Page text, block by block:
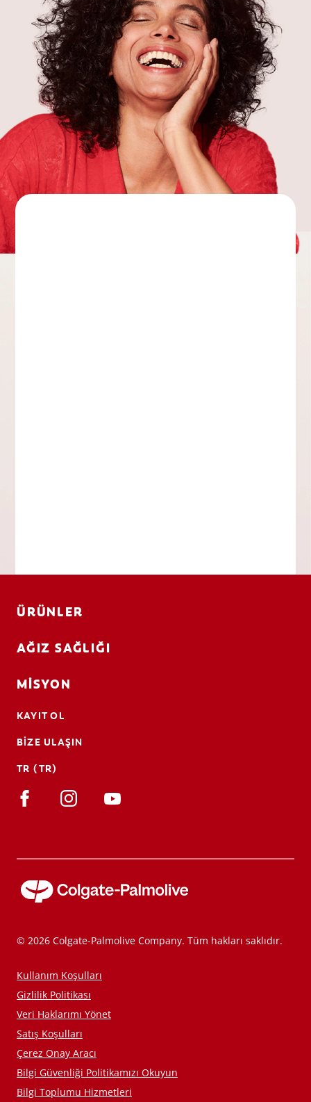
ÜRÜNLER
AĞIZ SAĞLIĞI
MISYON
KAYIT OL
BIZE ULAŞIN
TR (TR)
© 2026 Colgate-Palmolive Company. Tüm hakları saklıdır.
Kullanım Koşulları
Gizlilik Politikası
Veri Haklarımı Yönet
Satış Koşulları
Çerez Onay Aracı
Bilgi Güvenliği Politikamızı Okuyun
Bilgi Toplumu Hizmetleri